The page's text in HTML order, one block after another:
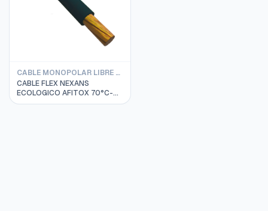
CABLE MONOPOLAR LIBRE DE HALOGENO AFITOX 750V 70°C
CABLE FLEX NEXANS
ECOLOGICO AFITOX 70°C-
750V 1 X 25 MM2 NEGRO